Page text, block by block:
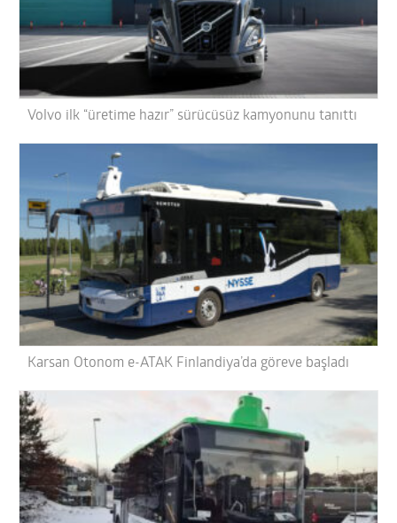
Volvo ilk “üretime hazır” sürücüsüz kamyonunu tanıttı
Karsan Otonom e-ATAK Finlandiya’da göreve başladı